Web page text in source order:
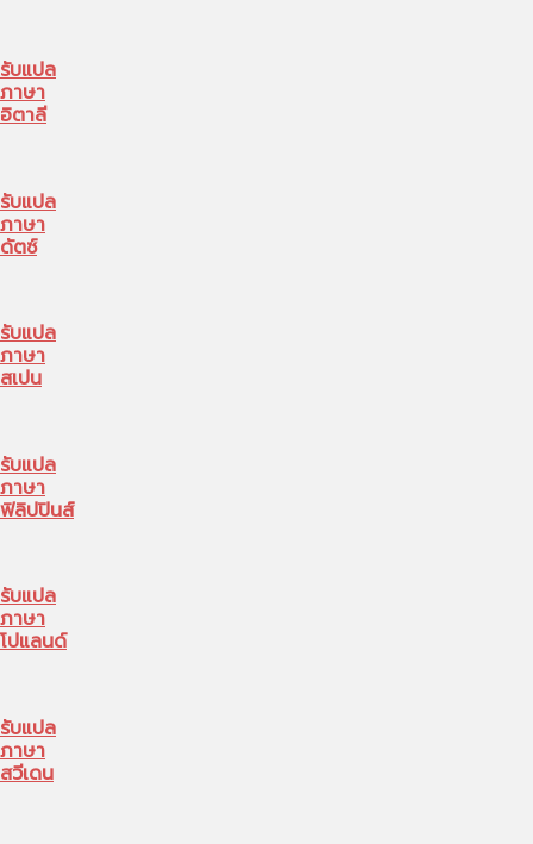
รับแปล
ภาษา
อิตาลี
รับแปล
ภาษา
ดัตซ์
รับแปล
ภาษา
สเปน
รับแปล
ภาษา
ฟิลิปปินส์
รับแปล
ภาษา
โปแลนด์
รับแปล
ภาษา
สวีเดน